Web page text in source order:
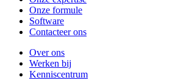
Onze formule
Software
Contacteer ons
Over ons
Werken bij
Kenniscentrum